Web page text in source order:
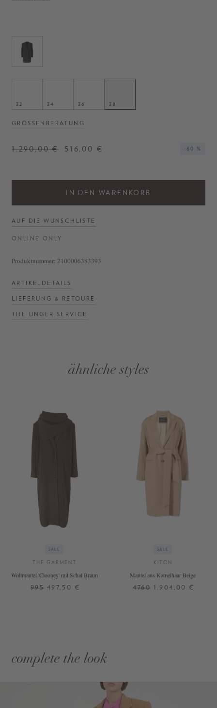
32 34 36 38
GRÖSSENBERATUNG
1.290,00 € 516,00 € -60 %
IN DEN WARENKORB
AUF DIE WUNSCHLISTE
ONLINE ONLY
Produktnummer: 2100006383393
ARTIKELDETAILS
LIEFERUNG & RETOURE
THE UNGER SERVICE
ähnliche styles
SALE
THE GARMENT
Wollmantel 'Clooney' mit Schal Braun
995 497,50 €
SALE
KITON
Mantel aus Kamelhaar Beige
4760 1.904,00 €
complete the look